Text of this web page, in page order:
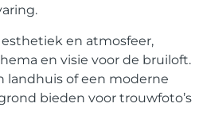
en atmosfeer,
en visie voor de bruiloft.
landhuis of een moderne
bieden voor trouwfoto’s